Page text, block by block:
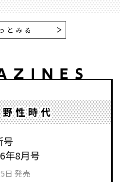
とみる
性時代
号
年8月号
日 発売